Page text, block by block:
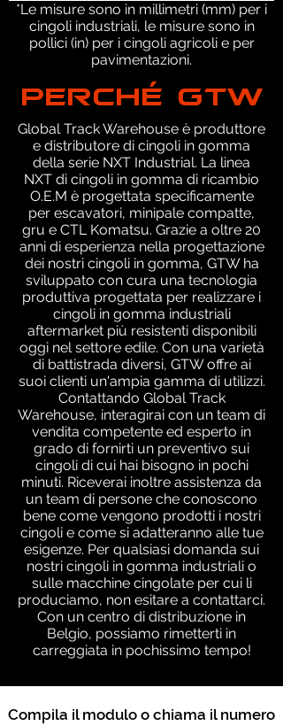
*Le misure sono in millimetri (mm) per i
cingoli industriali, le misure sono in
pollici (in) per i cingoli agricoli e per
pavimentazioni.
PERCHÉ GTW
Global Track Warehouse è produttore
e distributore di cingoli in gomma
della serie NXT Industrial. La linea
NXT di cingoli in gomma di ricambio
O.E.M è progettata specificamente
per escavatori, minipale compatte,
gru e CTL Komatsu. Grazie a oltre 20
anni di esperienza nella progettazione
dei nostri cingoli in gomma, GTW ha
sviluppato con cura una tecnologia
produttiva progettata per realizzare i
cingoli in gomma industriali
aftermarket più resistenti disponibili
oggi nel settore edile. Con una varietà
di battistrada diversi, GTW offre ai
suoi clienti un'ampia gamma di utilizzi.
Contattando Global Track
Warehouse, interagirai con un team di
vendita competente ed esperto in
grado di fornirti un preventivo sui
cingoli di cui hai bisogno in pochi
minuti. Riceverai inoltre assistenza da
un team di persone che conoscono
bene come vengono prodotti i nostri
cingoli e come si adatteranno alle tue
esigenze. Per qualsiasi domanda sui
nostri cingoli in gomma industriali o
sulle macchine cingolate per cui li
produciamo, non esitare a contattarci.
Con un centro di distribuzione in
Belgio, possiamo rimetterti in
carreggiata in pochissimo tempo!
Compila il modulo o chiama il numero